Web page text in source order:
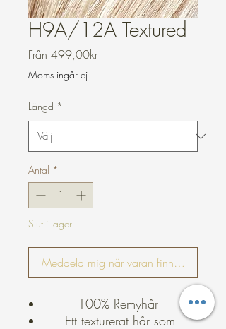
H9A/12A Textured
Från 499,00krReapris
Moms ingår ej
Längd *
Antal *
Slut i lager
Meddela mig när varan finns i lager
100% Remyhår
Ett texturerat hår som